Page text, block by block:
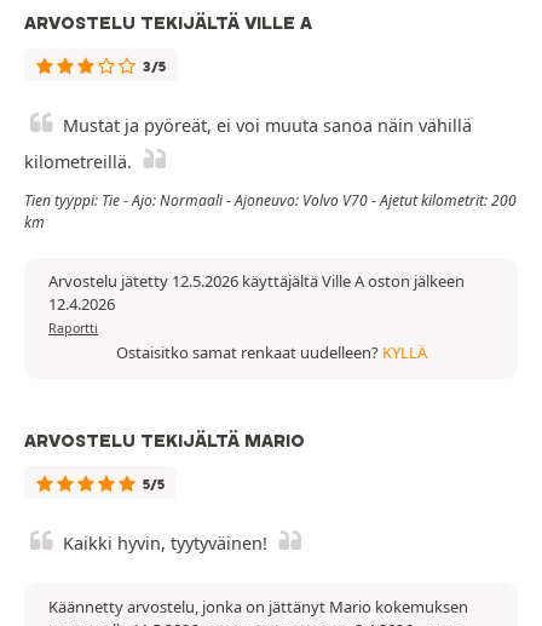
ARVOSTELU TEKIJÄLTÄ VILLE A
3/5
Mustat ja pyöreät, ei voi muuta sanoa näin vähillä
kilometreillä.
Tien tyyppi: Tie - Ajo: Normaali - Ajoneuvo: Volvo V70 - Ajetut kilometrit: 200
km
Arvostelu jätetty 12.5.2026 käyttäjältä Ville A oston jälkeen
12.4.2026
Raportti
Ostaisitko samat renkaat uudelleen? KYLLÄ
ARVOSTELU TEKIJÄLTÄ MARIO
5/5
Kaikki hyvin, tyytyväinen!
Käännetty arvostelu, jonka on jättänyt Mario kokemuksen